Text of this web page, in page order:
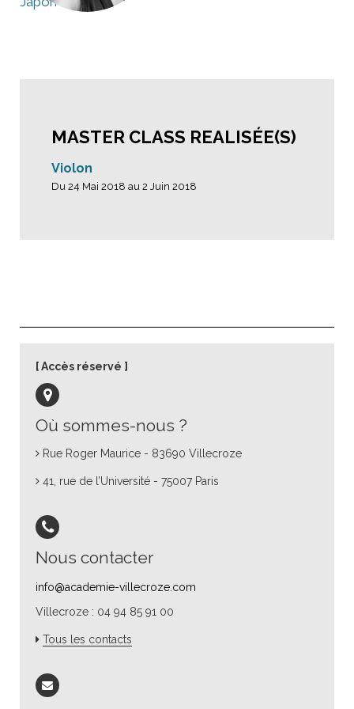
MASTER CLASS REALISÉE(S)
Violon
Du 24 Mai 2018 au 2 Juin 2018
Où sommes-nous ?
Rue Roger Maurice - 83690 Villecroze
41, rue de l’Université - 75007 Paris
Nous contacter
info@academie-villecroze.com
Villecroze : 04 94 85 91 00
Tous les contacts
Accès réservé